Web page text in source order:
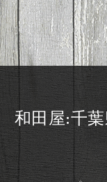
和田屋:千